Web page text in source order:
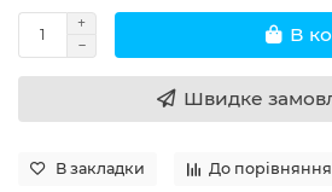
В
Швидке
В закладки До порівняння